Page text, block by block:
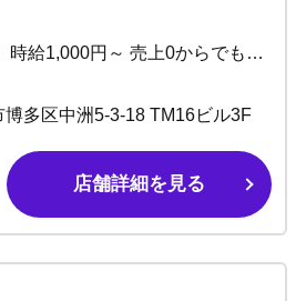
からでも月給18～20万円！ ★驚愕の売上小計70％バック～ （アルバイトは売上小計50%バック～）
博多区中洲5-3-18 TM16ビル3F
店舗詳細を見る